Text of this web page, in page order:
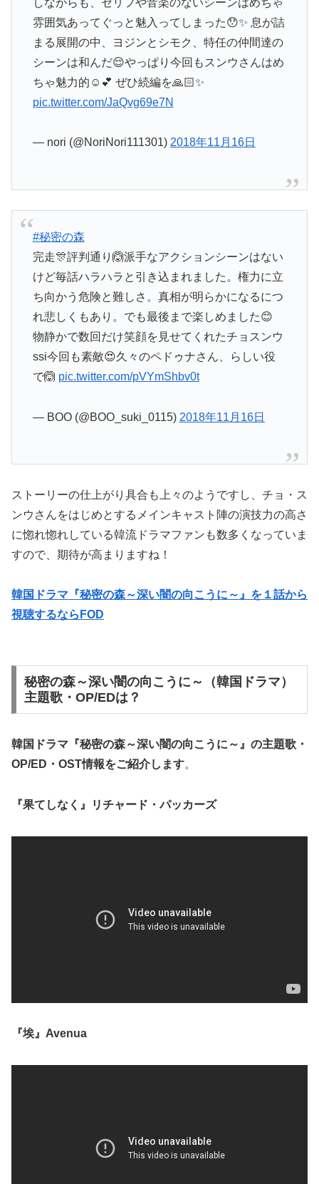
雰囲気あってぐっと魅入ってしまった😯✨ 息が詰
まる展開の中、ヨジンとシモク、特任の仲間達の
シーンは和んだ😌やっぱり今回もスンウさんはめ
ちゃ魅力的☺️💕 ぜひ続編を🙏🏻✨
pic.twitter.com/JaQvg69e7N
— nori (@NoriNori111301) 2018年11月16日
#秘密の森
完走🎊評判通り🙆派手なアクションシーンはない
けど毎話ハラハラと引き込まれました。権力に立
ち向かう危険と難しさ。真相が明らかになるにつ
れ悲しくもあり。でも最後まで楽しめました😊
物静かで数回だけ笑顔を見せてくれたチョスンウ
ssi今回も素敵😍久々のペドゥナさん、らしい役
で🙆 pic.twitter.com/pVYmShbv0t
— BOO (@BOO_suki_0115) 2018年11月16日
ストーリーの仕上がり具合も上々のようですし、チョ・ス
ンウさんをはじめとするメインキャスト陣の演技力の高さ
に惚れ惚れしている韓流ドラマファンも数多くなっていま
すので、期待が高まりますね！
韓国ドラマ『秘密の森～深い闇の向こうに～』を１話から
視聴するならFOD
秘密の森～深い闇の向こうに～（韓国ドラマ）
主題歌・OP/EDは？
韓国ドラマ『秘密の森～深い闇の向こうに～』の主題歌・
OP/ED・OST情報をご紹介します。
『果てしなく』リチャード・パッカーズ
『埃』Avenua